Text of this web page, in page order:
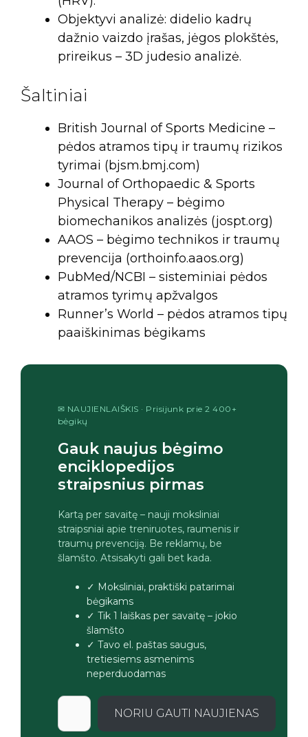
Objektyvi analizė: didelio kadrų
dažnio vaizdo įrašas, jėgos plokštės,
prireikus – 3D judesio analizė.
Šaltiniai
British Journal of Sports Medicine –
pėdos atramos tipų ir traumų rizikos
tyrimai (bjsm.bmj.com)
Journal of Orthopaedic & Sports
Physical Therapy – bėgimo
biomechanikos analizės (jospt.org)
AAOS – bėgimo technikos ir traumų
prevencija (orthoinfo.aaos.org)
PubMed/NCBI – sisteminiai pėdos
atramos tyrimų apžvalgos
Runner’s World – pėdos atramos tipų
paaiškinimas bėgikams
✉ NAUJIENLAIŠKIS · Prisijunk prie 2 400+
bėgikų
Gauk naujus bėgimo
enciklopedijos
straipsnius pirmas
Kartą per savaitę – nauji moksliniai
straipsniai apie treniruotes, raumenis ir
traumų prevenciją. Be reklamų, be
šlamšto. Atsisakyti gali bet kada.
✓ Moksliniai, praktiški patarimai
bėgikams
✓ Tik 1 laiškas per savaitę – jokio
šlamšto
✓ Tavo el. paštas saugus,
tretiesiems asmenims
neperduodamas
NORIU GAUTI NAUJIENAS